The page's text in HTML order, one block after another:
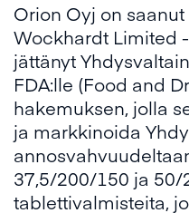
Orion Oyj on
Wockhardt Limited
jättänyt
FDA:lle (Food and
hakemuksen, jolla
ja markkinoida
37,5/200/150 ja
tablettivalmisteita,